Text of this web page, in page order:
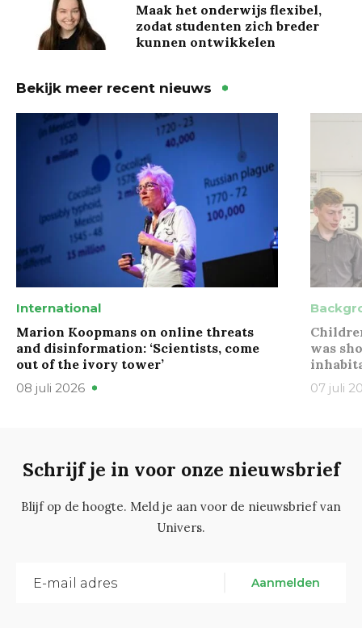
Maak het onderwijs flexibel,
zodat studenten zich breder
kunnen ontwikkelen
Bekijk meer recent nieuws
International
Marion Koopmans on online threats
and disinformation: ‘Scientists, come
out of the ivory tower’
08 juli 2026
was
07 juli
Schrijf je in voor onze nieuwsbrief
Blijf op de hoogte. Meld je aan voor de nieuwsbrief van
Univers.
Aanmelden